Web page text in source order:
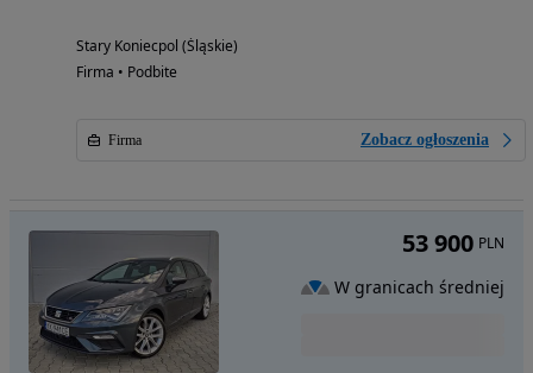
Stary Koniecpol (Śląskie)
Firma • Podbite
Firma Zobacz ogłoszenia
53 900 PLN
W granicach średniej